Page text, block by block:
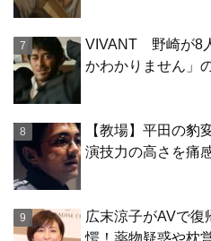
VIVANT 野崎が8
かわかりません」
【教場】平田の豹
演技力の高さを痛
広末涼子がAVで
愕！薬物疑惑や枕